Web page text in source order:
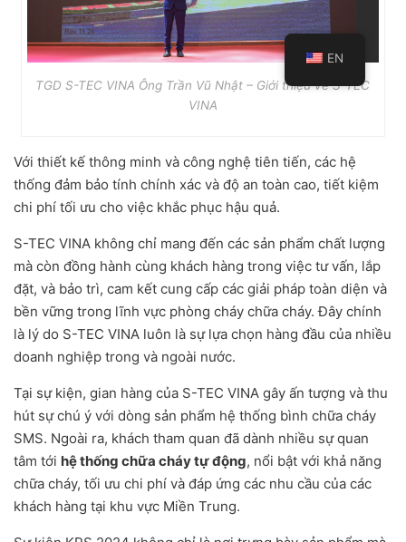
TGD S-TEC VINA Ông Trần Vũ Nhật – Giới thiệu về S-TEC
VINA
Với thiết kế thông minh và công nghệ tiên tiến, các hệ
thống đảm bảo tính chính xác và độ an toàn cao, tiết kiệm
chi phí tối ưu cho việc khắc phục hậu quả.
S-TEC VINA không chỉ mang đến các sản phẩm chất lượng
mà còn đồng hành cùng khách hàng trong việc tư vấn, lắp
đặt, và bảo trì, cam kết cung cấp các giải pháp toàn diện và
bền vững trong lĩnh vực phòng cháy chữa cháy. Đây chính
là lý do S-TEC VINA luôn là sự lựa chọn hàng đầu của nhiều
doanh nghiệp trong và ngoài nước.
Tại sự kiện, gian hàng của S-TEC VINA gây ấn tượng và thu
hút sự chú ý với dòng sản phẩm hệ thống bình chữa cháy
SMS. Ngoài ra, khách tham quan đã dành nhiều sự quan
tâm tới hệ thống chữa cháy tự động, nổi bật với khả năng
chữa cháy, tối ưu chi phí và đáp ứng các nhu cầu của các
khách hàng tại khu vực Miền Trung.
EN